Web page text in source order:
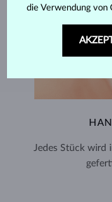
Jedes Stück wird
die Verwendung von